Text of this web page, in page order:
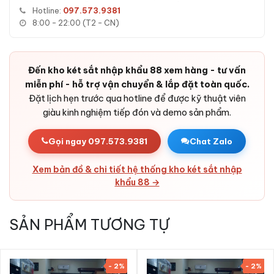
tay - hai lớp xác thực bắt buộc.
Phòng tấn công thử mã:
Cảm biến rung kích hoạt còi
cảnh báo khi két bị tác động.
Pin dự phòng dài lâu:Tuổi thọ pin tốt, có cổng cấp điện
ngoài cho tình huống khẩn cấp.
ngoài.
Vỏ thép cao cấp:Thép tấm cường độ cao + bê-tông chịu
nhiệt - rất khó phá huỷ.
Thiết kế tinh tế, lớp sơn sang trọng - phù
hợp các không gian từ gia đình đến cửa hàng, văn phòng
và ngân hàng.
Hotline: 097.573.9381
8:00 - 22:00 (T2 - CN)
Đến kho két sắt nhập khẩu 88 xem hàng - tư vấn
miễn phí - hỗ trợ vận chuyển & lắp đặt toàn quốc.
Đặt lịch hẹn trước qua hotline để được kỹ thuật viên
giàu kinh nghiệm tiếp đón và demo sản phẩm.
Gọi ngay 097.573.9381 Chat Zalo
Xem bản đồ & chi tiết hệ thống kho két sắt nhập
khẩu 88 →
SẢN PHẨM TƯƠNG TỰ
- 2% - 2%